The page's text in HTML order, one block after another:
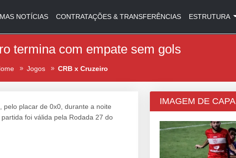
NOTÍCIAS CONTRATAÇÕES & TRANSFERÊNCIAS ESTRUTURA
termina com empate sem gols
Jogos CRB x Cruzeiro
placar de 0x0, durante a noite
foi válida pela Rodada 27 do
IMAGEM DE CAPA